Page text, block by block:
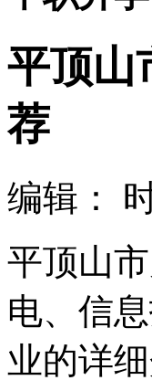
平顶山
荐
编辑：
平顶山
电、信
业的详